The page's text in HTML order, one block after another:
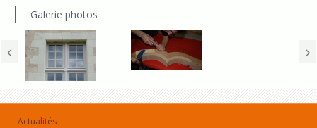
Galerie photos
Actualités